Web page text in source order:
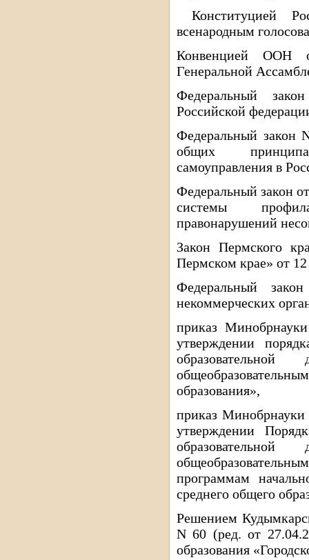
Конституцией
всенародным
Конвенцией ООН
Генеральной
Федеральный
Российской
Федеральный закон
общих
самоуправления в
Федеральный закон
системы
правонарушений
Закон Пермского
Пермском крае» от
Федеральный
некоммерческих
приказ
утверждении
образования»,
приказ
утверждении
программам
среднего общего
Решением
N 60 (ред. от
образования